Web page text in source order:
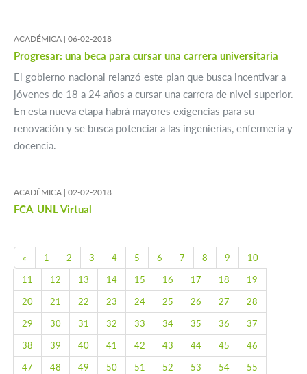
ACADÉMICA | 06-02-2018
Progresar: una beca para cursar una carrera universitaria
El gobierno nacional relanzó este plan que busca incentivar a
jóvenes de 18 a 24 años a cursar una carrera de nivel superior.
En esta nueva etapa habrá mayores exigencias para su
renovación y se busca potenciar a las ingenierías, enfermería y
docencia.
ACADÉMICA | 02-02-2018
FCA-UNL Virtual
« Previous
1 2 3 4 5 6 7 8 9
10
11
12 13 14 15 16 17 18
19
20
21 22 23 24 25 26 27
28
29
30 31 32 33 34 35 36
37
38
39 40 41 42 43 44 45
46
47
48 49 50 51 52 53 54
55